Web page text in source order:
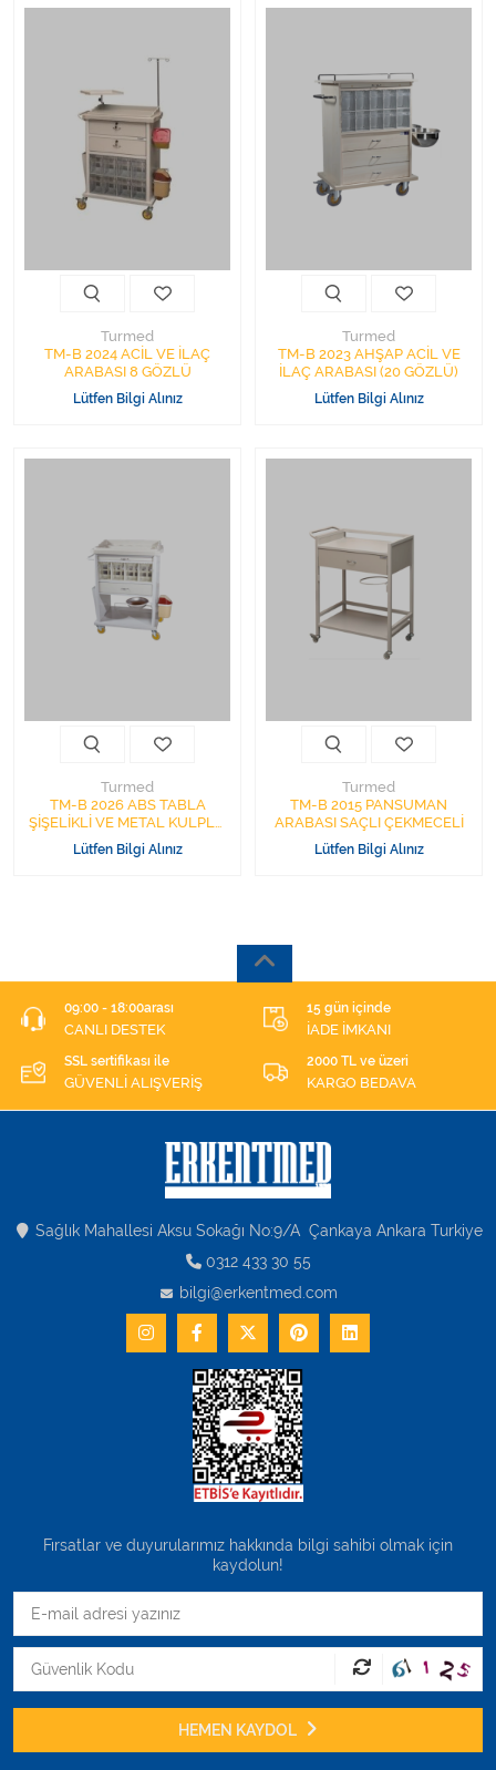
Turmed
TM-B 2024 ACİL VE İLAÇ
ARABASI 8 GÖZLÜ
Lütfen Bilgi Alınız
Turmed
TM-B 2023 AHŞAP ACİL VE
İLAÇ ARABASI (20 GÖZLÜ)
Lütfen Bilgi Alınız
Turmed
TM-B 2026 ABS TABLA
ŞİŞELİKLİ VE METAL KULPLU
ACİL VE İLAÇ ARABASI (8
GÖZLÜ)
Lütfen Bilgi Alınız
Turmed
TM-B 2015 PANSUMAN
ARABASI SAÇLI ÇEKMECELİ
Lütfen Bilgi Alınız
09:00 - 18:00arası
CANLI DESTEK
15 gün içinde
İADE İMKANI
SSL sertifikası ile
GÜVENLİ ALIŞVERİŞ
2000 TL ve üzeri
KARGO BEDAVA
Sağlık Mahallesi Aksu Sokağı No:9/A Çankaya Ankara Turkiye
0312 433 30 55
bilgi@erkentmed.com
Fırsatlar ve duyurularımız hakkında bilgi sahibi olmak için
kaydolun!
HEMEN KAYDOL